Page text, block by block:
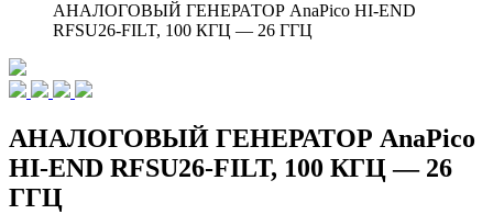
АНАЛОГОВЫЙ ГЕНЕРАТОР AnaPico HI-END
RFSU26-FILT, 100 КГЦ — 26 ГГЦ
АНАЛОГОВЫЙ ГЕНЕРАТОР AnaPico
HI-END RFSU26-FILT, 100 КГЦ — 26
ГГЦ